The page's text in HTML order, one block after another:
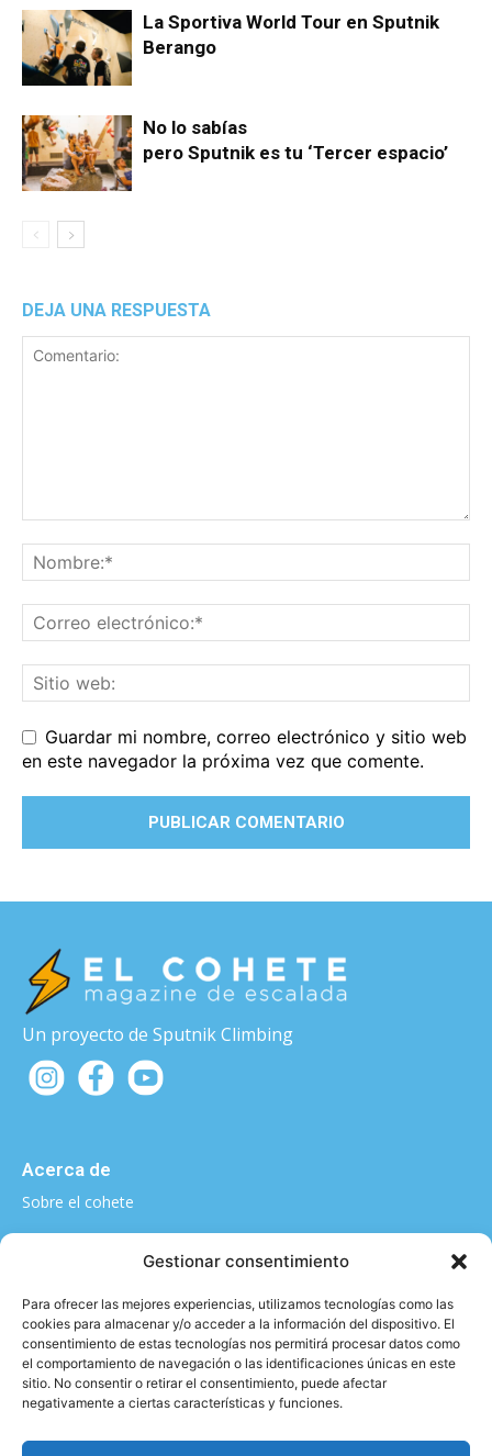
Gestionar consentimiento
Para ofrecer las mejores experiencias, utilizamos tecnologías como las
cookies para almacenar y/o acceder a la información del dispositivo. El
consentimiento de estas tecnologías nos permitirá procesar datos como
el comportamiento de navegación o las identificaciones únicas en este
sitio. No consentir o retirar el consentimiento, puede afectar
negativamente a ciertas características y funciones.
La Sportiva World Tour en Sputnik
Berango
No lo sabías
pero Sputnik es tu ‘Tercer espacio’
DEJA UNA RESPUESTA
Guardar mi nombre, correo electrónico y sitio web
en este navegador la próxima vez que comente.
Un proyecto de Sputnik Climbing
Acerca de
Sobre el cohete
¿Quieres contarnos algo?
Categorías
Formación|Entrenamiento|Activismo